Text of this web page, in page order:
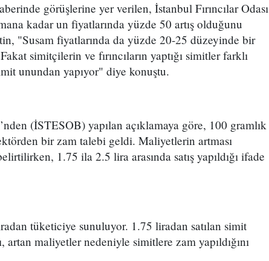
görüşlerine yer verilen, İstanbul Fırıncılar Odası
kadar un fiyatlarında yüzde 50 artış olduğunu
"Susam fiyatlarında da yüzde 20-25 düzeyinde bir
simitçilerin ve fırıncıların yaptığı simitler farklı
unundan yapıyor" diye konuştu.
(İSTESOB) yapılan açıklamaya göre, 100 gramlık
bir zam talebi geldi. Maliyetlerin artması
1.75 ila 2.5 lira arasında satış yapıldığı ifade
tüketiciye sunuluyor. 1.75 liradan satılan simit
artan maliyetler nedeniyle simitlere zam yapıldığını